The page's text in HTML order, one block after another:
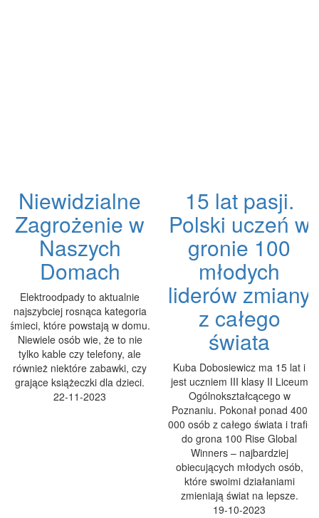
Niewidzialne
Zagrożenie w
Naszych
Domach
Elektroodpady to aktualnie
najszybciej rosnąca kategoria
śmieci, które powstają w domu.
Niewiele osób wie, że to nie
tylko kable czy telefony, ale
również niektóre zabawki, czy
grające książeczki dla dzieci.
22-11-2023
15 lat pasji.
Polski uczeń w
gronie 100
młodych
liderów zmiany
z całego
świata
Kuba Dobosiewicz ma 15 lat i
jest uczniem III klasy II Liceum
Ogólnokształcącego w
Poznaniu. Pokonał ponad 400
000 osób z całego świata i trafił
do grona 100 Rise Global
Winners – najbardziej
obiecujących młodych osób,
które swoimi działaniami
zmieniają świat na lepsze.
19-10-2023